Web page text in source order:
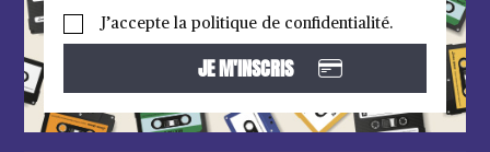
J’accepte la politique de confidentialité.